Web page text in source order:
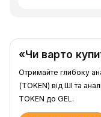
«Чи варто
Отримайте глибоку
(TOKEN) від ШІ та
TOKEN до GEL.